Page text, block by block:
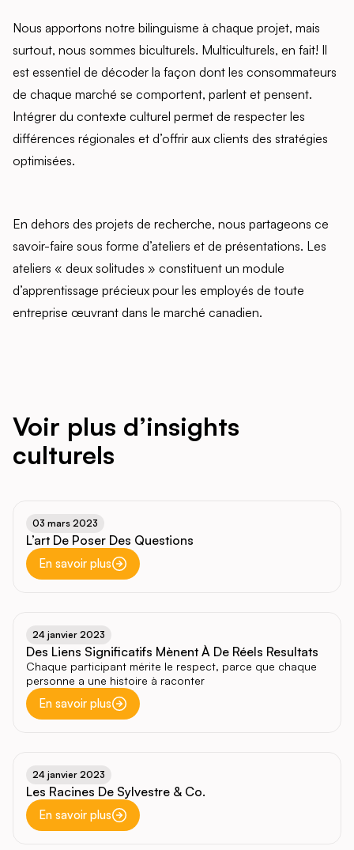
Nous apportons notre bilinguisme à chaque projet, mais
surtout, nous sommes biculturels. Multiculturels, en fait! Il
est essentiel de décoder la façon dont les consommateurs
de chaque marché se comportent, parlent et pensent.
Intégrer du contexte culturel permet de respecter les
différences régionales et d’offrir aux clients des stratégies
optimisées.
En dehors des projets de recherche, nous partageons ce
savoir-faire sous forme d’ateliers et de présentations. Les
ateliers « deux solitudes » constituent un module
d’apprentissage précieux pour les employés de toute
entreprise œuvrant dans le marché canadien.
Voir plus d’insights
culturels
03 mars 2023
L’art De Poser Des Questions
En savoir plus
24 janvier 2023
Des Liens Significatifs Mènent À De Réels Resultats
Chaque participant mérite le respect, parce que chaque
personne a une histoire à raconter
En savoir plus
24 janvier 2023
Les Racines De Sylvestre & Co.
En savoir plus